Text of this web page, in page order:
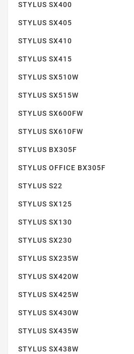
STYLUS SX400
STYLUS SX405
STYLUS SX410
STYLUS SX415
STYLUS SX510W
STYLUS SX515W
STYLUS SX600FW
STYLUS SX610FW
STYLUS BX305F
STYLUS OFFICE BX305F
STYLUS S22
STYLUS SX125
STYLUS SX130
STYLUS SX230
STYLUS SX235W
STYLUS SX420W
STYLUS SX425W
STYLUS SX430W
STYLUS SX435W
STYLUS SX438W